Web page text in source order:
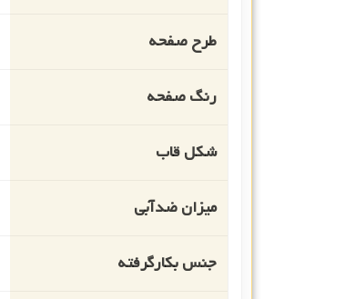
طرح صفحه
رنگ صفحه
شکل قاب
میزان ضدآبی
جنس بکارگرفته